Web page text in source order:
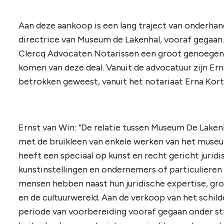
Aan deze aankoop is een lang traject van
directrice van Museum de Lakenhal, vooraf
Clercq Advocaten Notarissen een groot
komen van deze deal. Vanuit de advocatuur zijn
betrokken geweest, vanuit het notariaat Erna
Ernst van Win: "De relatie tussen Museum De
met de bruikleen van enkele werken van het
heeft een speciaal op kunst en recht gericht
kunstinstellingen en ondernemers of
mensen hebben naast hun juridische expertise,
en de cultuurwereld. Aan de verkoop van het
periode van voorbereiding vooraf gegaan onder